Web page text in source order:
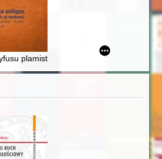
na Pomorzu
plamistego w więzieniu kieleckim w